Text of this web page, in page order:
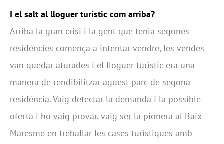
I el salt al lloguer turístic com arriba?
Arriba la gran crisi i la gent que tenia segones
residències comença a intentar vendre, les vendes
van quedar aturades i el lloguer turístic era una
manera de rendibilitzar aquest parc de segona
residència. Vaig detectar la demanda i la possible
oferta i ho vaig provar, vaig ser la pionera al Baix
Maresme en treballar les cases turístiques amb